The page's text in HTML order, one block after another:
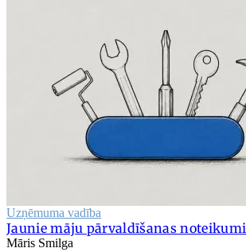
Uzņēmuma vadība
Jaunie māju pārvaldīšanas noteikumi
Māris Smilga